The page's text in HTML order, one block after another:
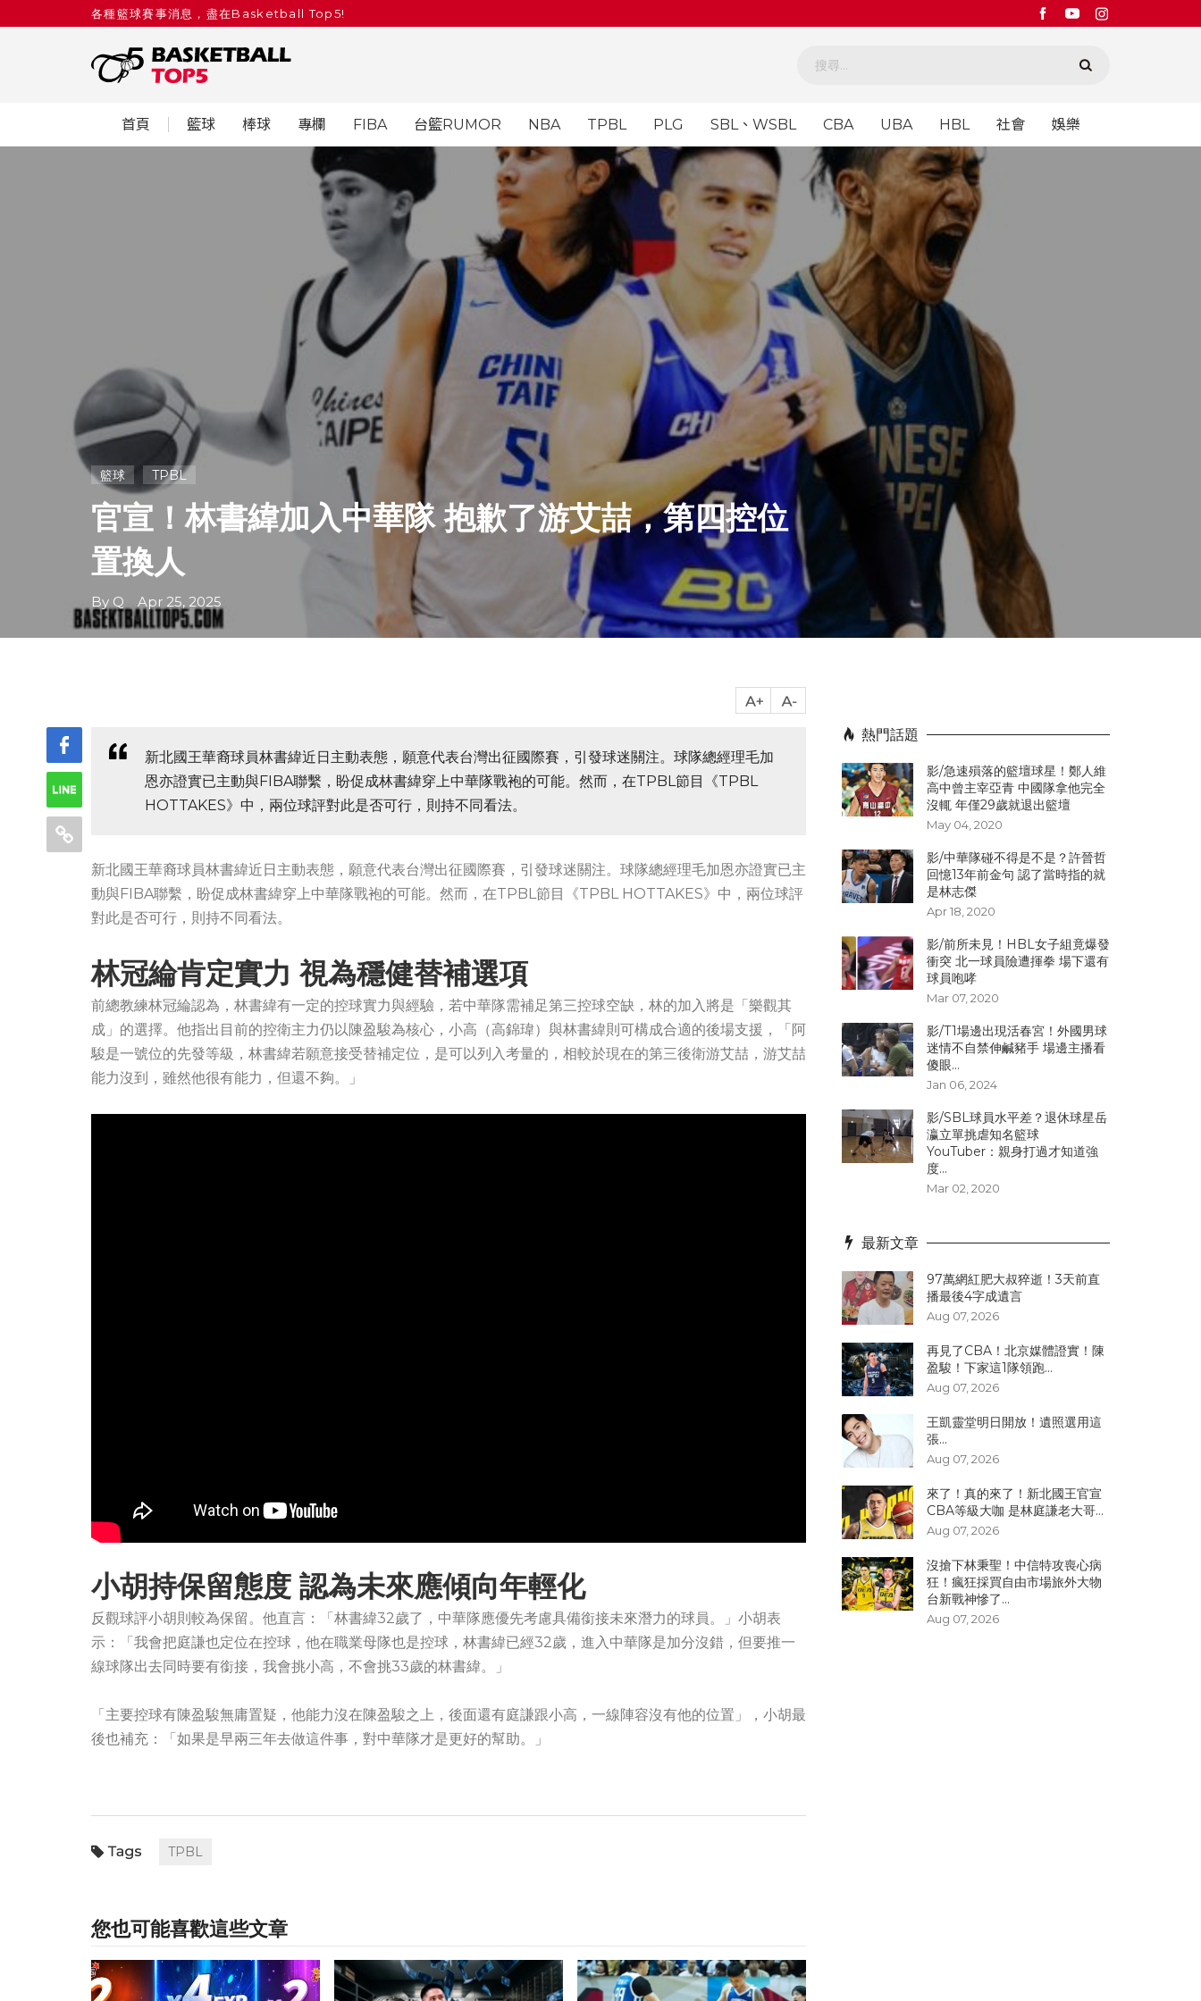
各種籃球賽事消息，盡在Basketball Top5!
首頁 籃球 棒球 專欄 FIBA 台籃RUMOR NBA TPBL PLG SBL、WSBL CBA UBA HBL 社會 娛樂
籃球 TPBL
官宣！林書緯加入中華隊 抱歉了游艾喆，第四控位
置換人
By Q Apr 25, 2025
新北國王華裔球員林書緯近日主動表態，願意代表台灣出征國際賽，引發球迷關注。球隊總經理毛加
恩亦證實已主動與FIBA聯繫，盼促成林書緯穿上中華隊戰袍的可能。然而，在TPBL節目《TPBL
HOTTAKES》中，兩位球評對此是否可行，則持不同看法。
新北國王華裔球員林書緯近日主動表態，願意代表台灣出征國際賽，引發球迷關注。球隊總經理毛加恩亦證實已主
動與FIBA聯繫，盼促成林書緯穿上中華隊戰袍的可能。然而，在TPBL節目《TPBL HOTTAKES》中，兩位球評
對此是否可行，則持不同看法。
林冠綸肯定實力 視為穩健替補選項
前總教練林冠綸認為，林書緯有一定的控球實力與經驗，若中華隊需補足第三控球空缺，林的加入將是「樂觀其
成」的選擇。他指出目前的控衛主力仍以陳盈駿為核心，小高（高錦瑋）與林書緯則可構成合適的後場支援，「阿
駿是一號位的先發等級，林書緯若願意接受替補定位，是可以列入考量的，相較於現在的第三後衛游艾喆，游艾喆
能力沒到，雖然他很有能力，但還不夠。」
小胡持保留態度 認為未來應傾向年輕化
反觀球評小胡則較為保留。他直言：「林書緯32歲了，中華隊應優先考慮具備銜接未來潛力的球員。」小胡表
示：「我會把庭謙也定位在控球，他在職業母隊也是控球，林書緯已經32歲，進入中華隊是加分沒錯，但要推一
線球隊出去同時要有銜接，我會挑小高，不會挑33歲的林書緯。」
「主要控球有陳盈駿無庸置疑，他能力沒在陳盈駿之上，後面還有庭謙跟小高，一線陣容沒有他的位置」，小胡最
後也補充：「如果是早兩三年去做這件事，對中華隊才是更好的幫助。」
TPBL
您也可能喜歡這些文章
熱門話題
影/急速殞落的籃壇球星！鄭人維
高中曾主宰亞青 中國隊拿他完全
沒輒 年僅29歲就退出籃壇
May 04, 2020
影/中華隊碰不得是不是？許晉哲
回憶13年前金句 認了當時指的就
是林志傑
Apr 18, 2020
影/前所未見！HBL女子組竟爆發
衝突 北一球員險遭揮拳 場下還有
球員咆哮
Mar 07, 2020
影/T1場邊出現活春宮！外國男球
迷情不自禁伸鹹豬手 場邊主播看
傻眼...
Jan 06, 2024
影/SBL球員水平差？退休球星岳
瀛立單挑虐知名籃球
YouTuber：親身打過才知道強
度...
Mar 02, 2020
最新文章
97萬網紅肥大叔猝逝！3天前直
播最後4字成遺言
Aug 07, 2026
再見了CBA！北京媒體證實！陳
盈駿！下家這1隊領跑...
Aug 07, 2026
王凱靈堂明日開放！遺照選用這
張...
Aug 07, 2026
來了！真的來了！新北國王官宣
CBA等級大咖 是林庭謙老大哥...
Aug 07, 2026
沒搶下林秉聖！中信特攻喪心病
狂！瘋狂採買自由市場旅外大物
台新戰神慘了...
Aug 07, 2026